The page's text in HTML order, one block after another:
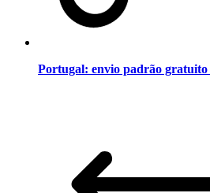
Portugal: envio padrão gratuito